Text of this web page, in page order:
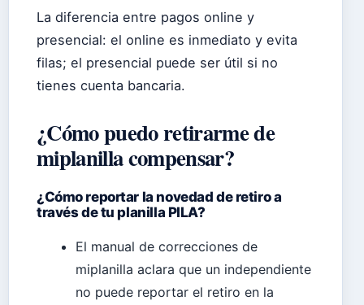
La diferencia entre pagos online y
presencial: el online es inmediato y evita
filas; el presencial puede ser útil si no
tienes cuenta bancaria.
¿Cómo puedo retirarme de
miplanilla compensar?
¿Cómo reportar la novedad de retiro a
través de tu planilla PILA?
El manual de correcciones de
miplanilla aclara que un independiente
no puede reportar el retiro en la